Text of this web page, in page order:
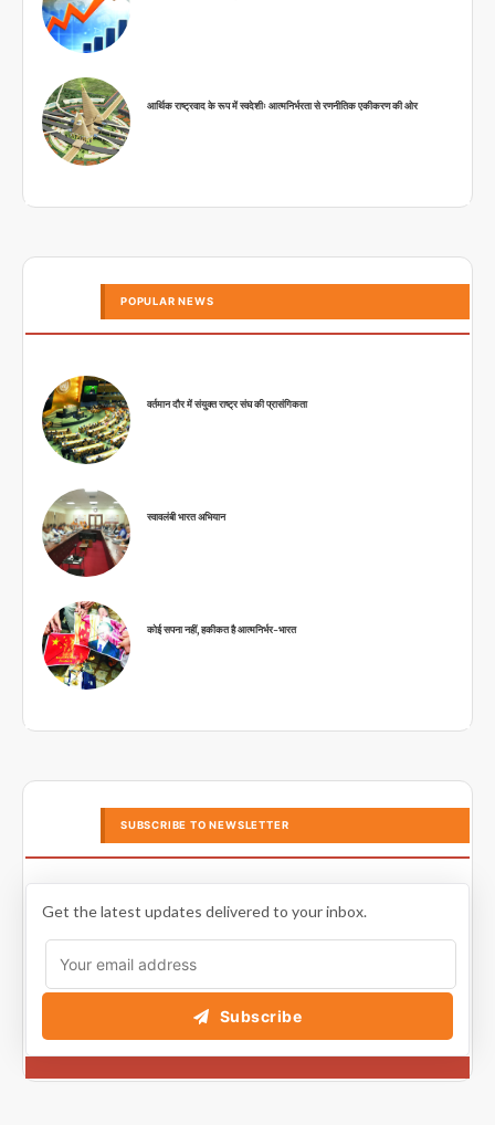
आर्थिक राष्ट्रवाद के रूप में स्वदेशीः आत्मनिर्भरता से रणनीतिक एकीकरण की ओर
POPULAR NEWS
वर्तमान दौर में संयुक्त राष्ट्र संघ की प्रासंगिकता
स्वावलंबी भारत अभियान
कोई सपना नहीं, हकीकत है आत्मनिर्भर-भारत
SUBSCRIBE TO NEWSLETTER
Get the latest updates delivered to your inbox.
Subscribe